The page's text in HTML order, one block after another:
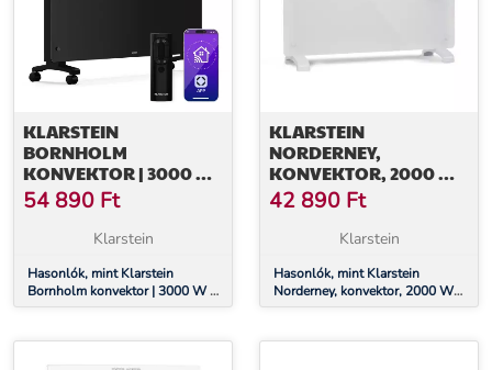
KLARSTEIN
BORNHOLM
KONVEKTOR | 3000 W |
30 M² | ERŐTELJES ÉS
ELEGÁNS | 105 CM X 51
54 890 Ft
Klarstein
Hasonlók, mint Klarstein
Bornholm konvektor | 3000 W |
30 m² | Erőteljes és elegáns |
KLARSTEIN
NORDERNEY,
KONVEKTOR, 2000 W
TERMOSZTÁT, IDŐZÍTŐ,
30 M², FEHÉR
42 890 Ft
Klarstein
Hasonlók, mint Klarstein
Norderney, konvektor, 2000 W
termosztát, időzítő, 30 m², fehér